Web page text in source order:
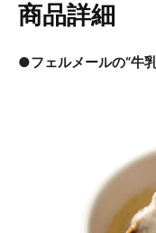
商品詳細
●フェルメールの“牛